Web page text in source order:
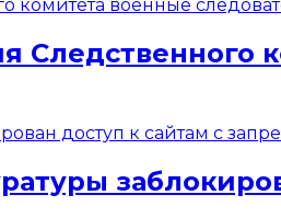
Следственного